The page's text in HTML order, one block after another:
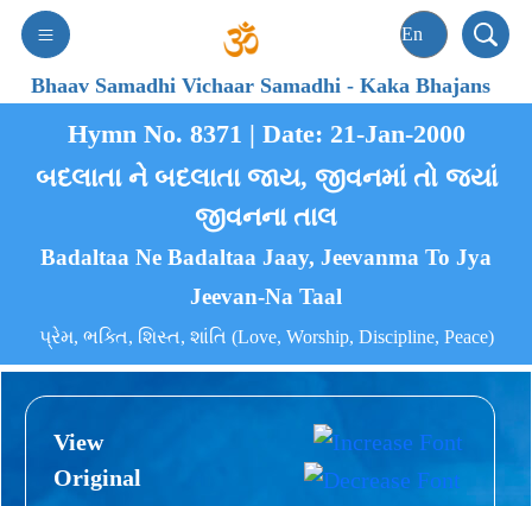
Bhaav Samadhi Vichaar Samadhi-Kaka Bhajans
Hymn No. 8371 | Date: 21-Jan-2000
બદલાતા ને બદલાતા જાય, જીવનમાં તો જ્યાં
જીવનના તાલ
Badaltaa Ne Badaltaa Jaay, Jeevanma To Jya
Jeevan-Na Taal
પ્રેમ, ભક્તિ, શિસ્ત, શાંતિ (Love, Worship, Discipline, Peace)
View
Original